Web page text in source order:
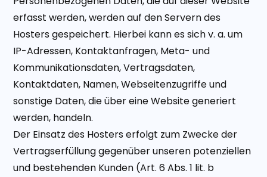
erfasst werden, werden auf den Servern des
Hosters gespeichert. Hierbei kann es sich v. a. um
IP-Adressen, Kontaktanfragen, Meta- und
Kommunikationsdaten, Vertragsdaten,
Kontaktdaten, Namen, Webseitenzugriffe und
sonstige Daten, die über eine Website generiert
werden, handeln.
Der Einsatz des Hosters erfolgt zum Zwecke der
Vertragserfüllung gegenüber unseren potenziellen
und bestehenden Kunden (Art. 6 Abs. 1 lit. b